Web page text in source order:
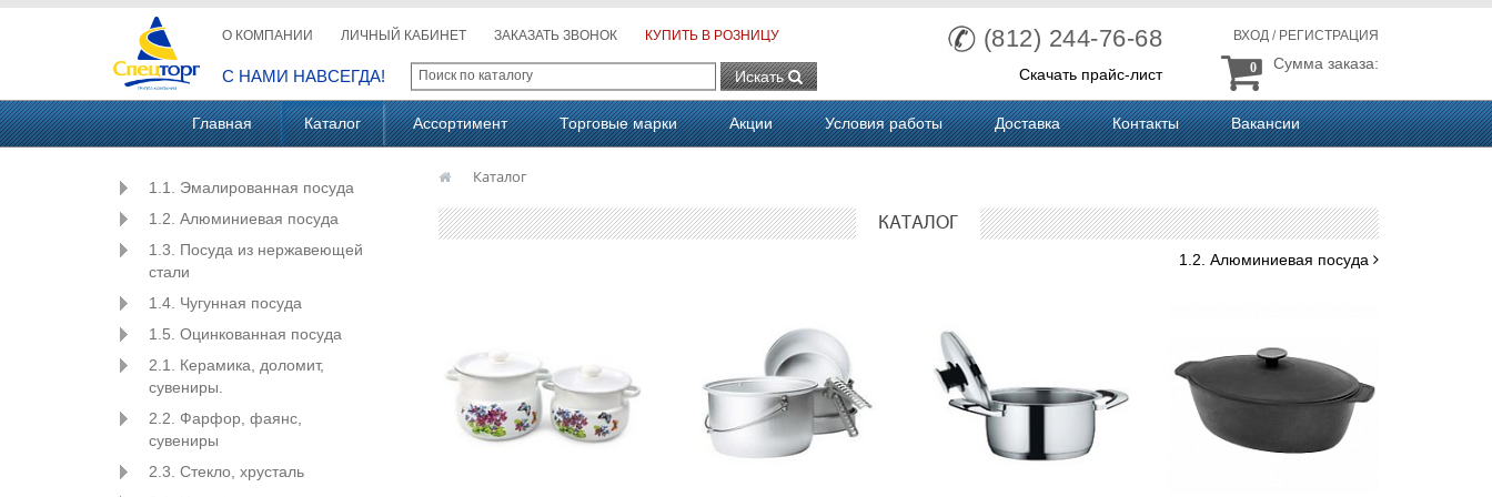
О КОМПАНИИ ЛИЧНЫЙ КАБИНЕТ ЗАКАЗАТЬ ЗВОНОК КУПИТЬ В РОЗНИЦУ
С НАМИ НАВСЕГДА! Искать
(812) 244-76-68
Скачать прайс-лист
ВХОД / РЕГИСТРАЦИЯ
Сумма заказа:
0
Главная Каталог Ассортимент Торговые марки Акции Условия работы Доставка Контакты Вакансии
1.1. Эмалированная посуда
1.2. Алюминиевая посуда
1.3. Посуда из нержавеющей
стали
1.4. Чугунная посуда
1.5. Оцинкованная посуда
2.1. Керамика, доломит,
сувениры.
2.2. Фарфор, фаянс,
сувениры
2.3. Стекло, хрусталь
Каталог
КАТАЛОГ
1.2. Алюминиевая посуда